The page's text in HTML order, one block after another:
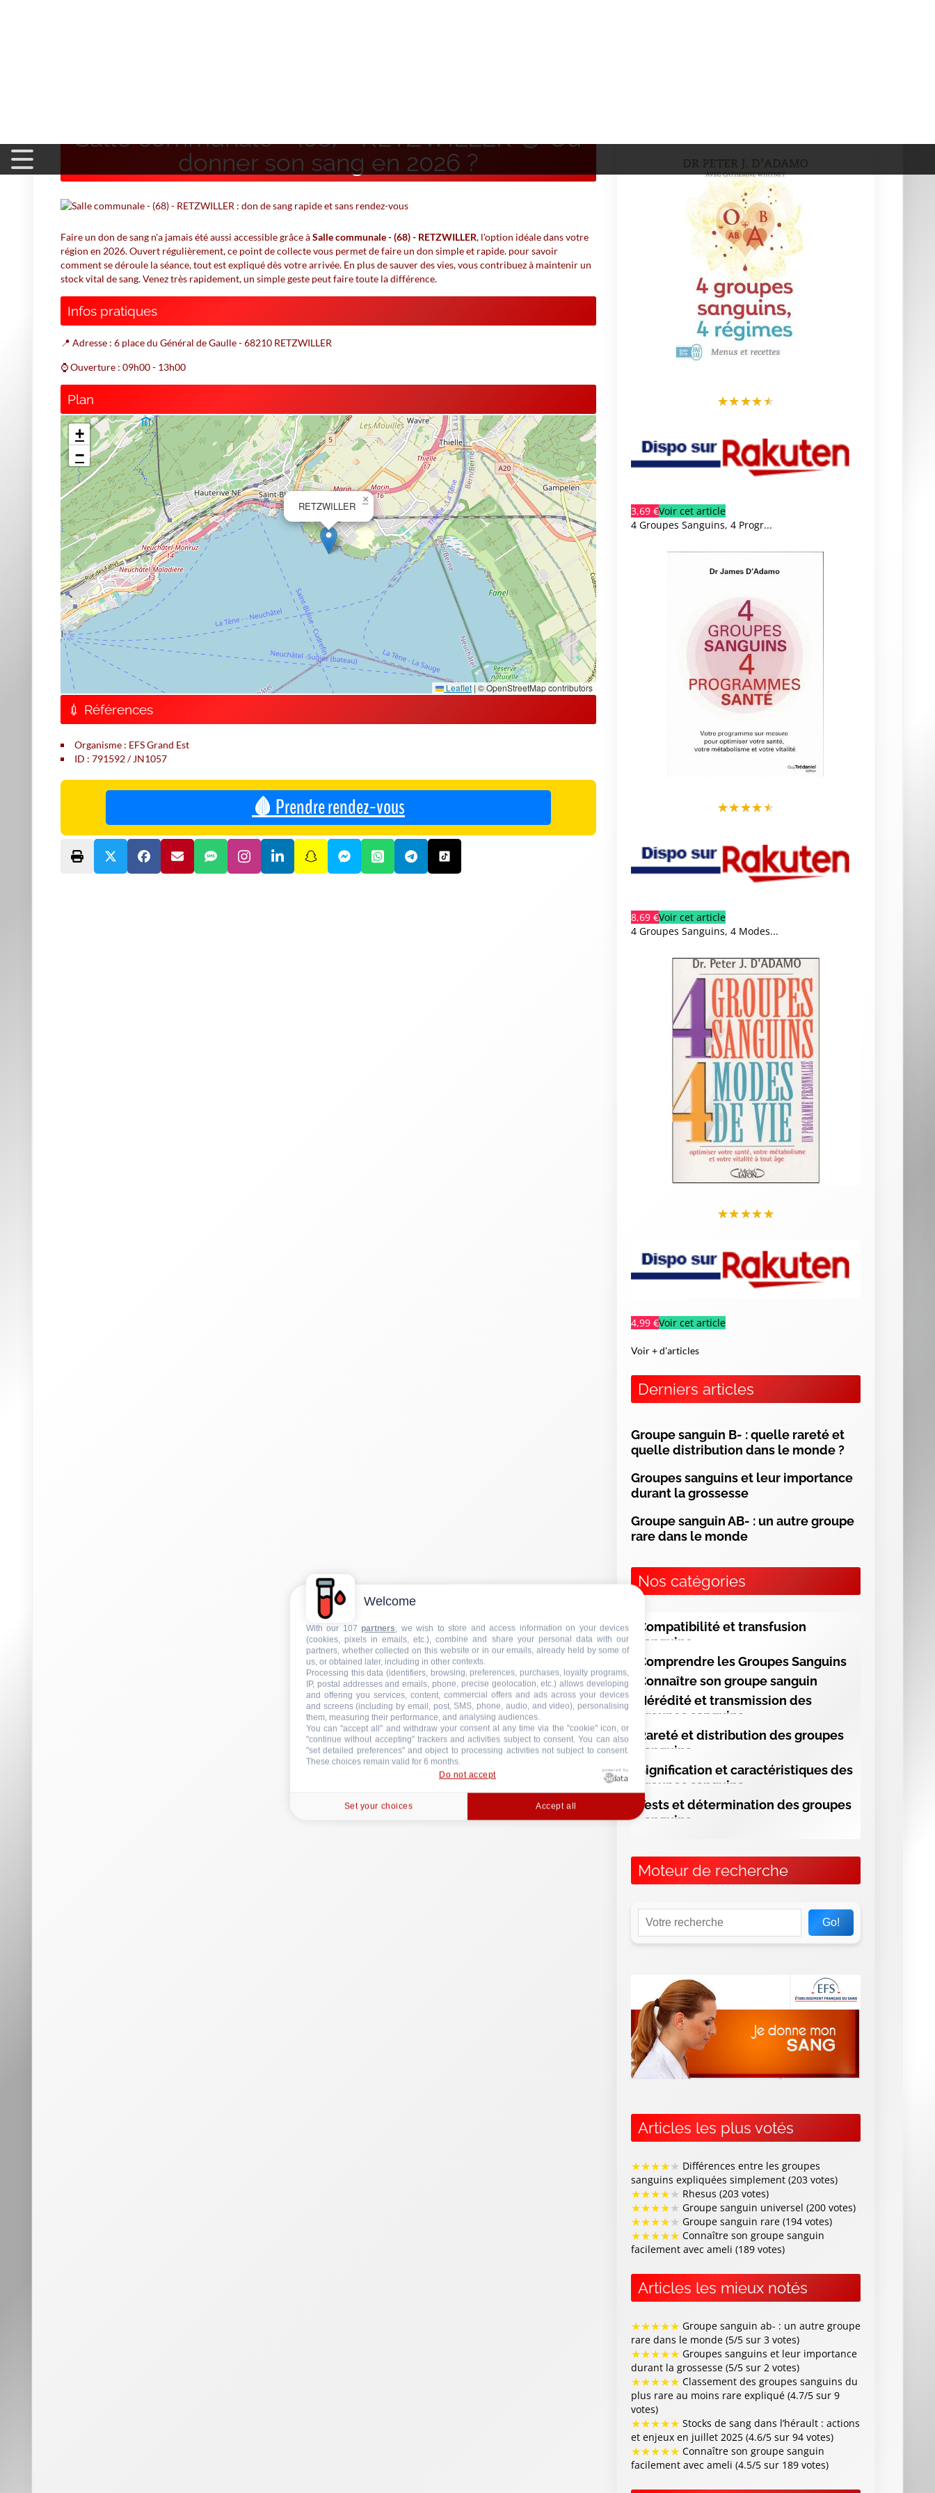
Salle communale - (68) - RETZWILLER 🩸 Où
donner son sang en 2026 ?
Faire un don de sang n'a jamais été aussi accessible grâce àSalle communale - (68) - RETZWILLER, l'option idéale dans votre
région en 2026. Ouvert régulièrement, ce point de collecte vous permet de faire un don simple et rapide. pour savoir
comment se déroule la séance, tout est expliqué dès votre arrivée. En plus de sauver des vies, vous contribuez à maintenir un
stock vital de sang. Venez très rapidement, un simple geste peut faire toute la différence.
Infos pratiques
📍 Adresse : 6 place du Général de Gaulle - 68210 RETZWILLER
⌚ Ouverture : 09h00 - 13h00
Plan
RETZWILLER
×
+
−
Leaflet | © OpenStreetMap contributors
💉 Références
Organisme : EFS Grand Est
ID : 791592 / JN1057
🩸 Prendre rendez-vous
★★★★★
3,69 €Voir cet article
4 Groupes Sanguins, 4 Progr...
★★★★★
8,69 €Voir cet article
4 Groupes Sanguins, 4 Modes...
★★★★★
4,99 €Voir cet article
Voir + d'articles
Derniers articles
Groupe sanguin B- : quelle rareté et
quelle distribution dans le monde ?
Groupes sanguins et leur importance
durant la grossesse
Groupe sanguin AB- : un autre groupe
rare dans le monde
Nos catégories
Compatibilité et transfusion
sanguine
Comprendre les Groupes Sanguins
Connaître son groupe sanguin
Hérédité et transmission des
groupes sanguins
Rareté et distribution des groupes
sanguins
Signification et caractéristiques des
groupes sanguins
Tests et détermination des groupes
sanguins
Moteur de recherche
Go!
Articles les plus votés
★★★★★ Différences entre les groupes
sanguins expliquées simplement (203 votes)
★★★★★ Rhesus (203 votes)
★★★★★ Groupe sanguin universel (200 votes)
★★★★★ Groupe sanguin rare (194 votes)
★★★★★ Connaître son groupe sanguin
facilement avec ameli (189 votes)
Articles les mieux notés
★★★★★ Groupe sanguin ab- : un autre groupe
rare dans le monde (5/5 sur 3 votes)
★★★★★ Groupes sanguins et leur importance
durant la grossesse (5/5 sur 2 votes)
★★★★★ Classement des groupes sanguins du
plus rare au moins rare expliqué (4.7/5 sur 9
votes)
★★★★★ Stocks de sang dans l’hérault : actions
et enjeux en juillet 2025 (4.6/5 sur 94 votes)
★★★★★ Connaître son groupe sanguin
facilement avec ameli (4.5/5 sur 189 votes)
You can "accept all" and withdraw your consent at any time via the "cookie" icon, or
"continue without accepting" trackers and activities subject to consent. You can also
"set detailed preferences" and object to processing activities not subject to consent.
These choices remain valid for 6 months.
Do not accept
powered by
Set your choices